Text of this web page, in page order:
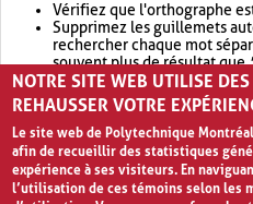
Vérifiez que l'orthographe
Supprimez les guillemets
rechercher chaque mot
souvent plus de résultat que
Envisagez d'élargir votre
retournera souvent plus de
NOTRE SITE WEB UTILISE
REHAUSSER VOTRE
Le site web de Polytechnique
afin de recueillir des statistiques
expérience à ses visiteurs. En
l’utilisation de ces témoins selon les